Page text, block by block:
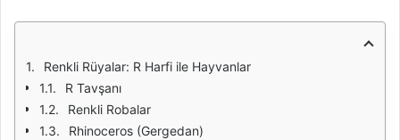
Renkli Rüyalar: R Harfi ile Hayvanlar
R Tavşanı
Renkli Robalar
Rhinoceros (Gergedan)